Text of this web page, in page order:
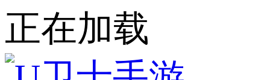
正在加载